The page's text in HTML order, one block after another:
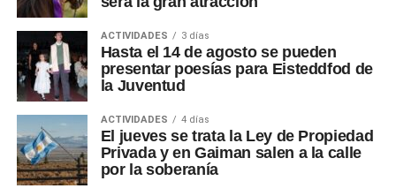
ACTIVIDADES 3 días
Hasta el 14 de agosto se pueden
presentar poesías para Eisteddfod de
la Juventud
ACTIVIDADES 4 días
El jueves se trata la Ley de Propiedad
Privada y en Gaiman salen a la calle
por la soberanía